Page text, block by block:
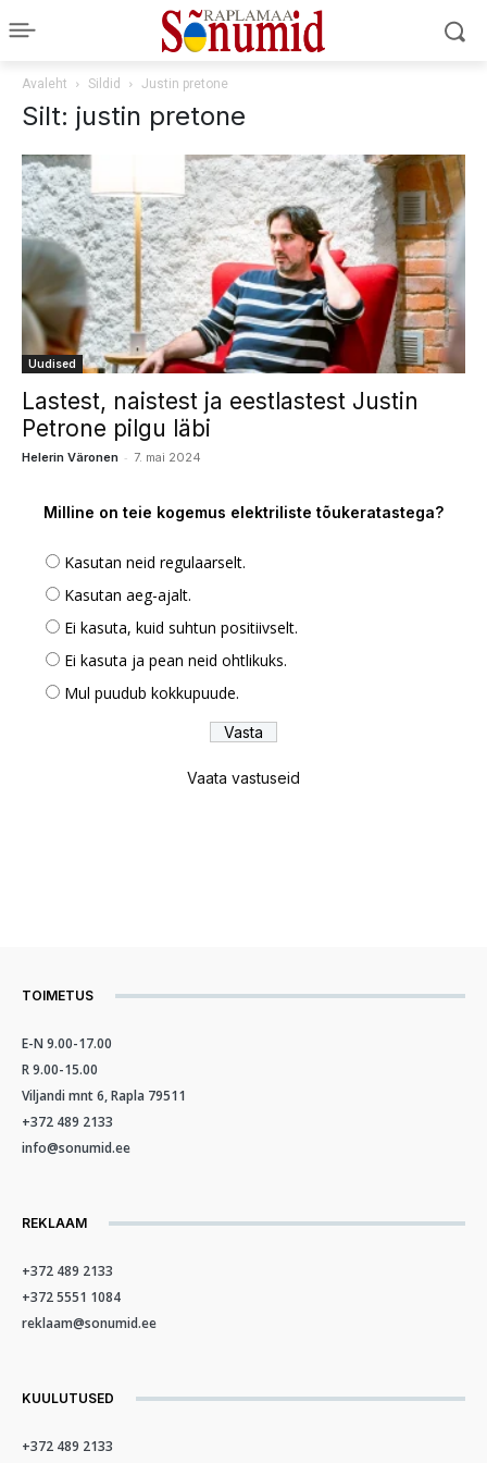
Avaleht Sildid Justin pretone
Silt: justin pretone
Uudised
Lastest, naistest ja eestlastest Justin
Petrone pilgu läbi
Helerin Väronen - 7. mai 2024
Milline on teie kogemus elektriliste tõukeratastega?
Kasutan neid regulaarselt.
Kasutan aeg-ajalt.
Ei kasuta, kuid suhtun positiivselt.
Ei kasuta ja pean neid ohtlikuks.
Mul puudub kokkupuude.
Vaata vastuseid
TOIMETUS
E-N 9.00-17.00
R 9.00-15.00
Viljandi mnt 6, Rapla 79511
+372 489 2133
info@sonumid.ee
REKLAAM
+372 489 2133
+372 5551 1084
reklaam@sonumid.ee
KUULUTUSED
+372 489 2133